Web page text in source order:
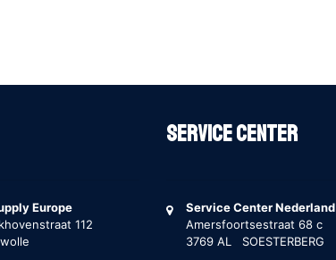
Europe
112
Service Center
Service Center Nederland
Amersfoortsestraat 68 c
3769 AL SOESTERBERG